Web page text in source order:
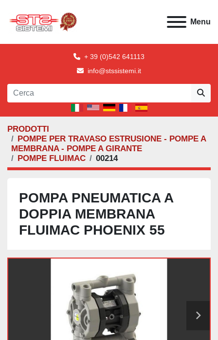
Menu
+ 39 (0)542 641113
info@stssistemi.it
PRODOTTI
POMPE PER TRAVASO ESTRUSIONE - POMPE A
MEMBRANA - POMPE A GIRANTE
POMPE FLUIMAC
00214
POMPA PNEUMATICA A
DOPPIA MEMBRANA
FLUIMAC PHOENIX 55